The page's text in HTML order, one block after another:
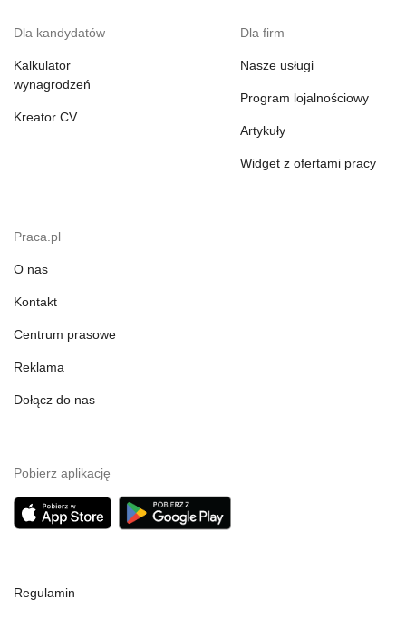
Dla kandydatów
Kalkulator
wynagrodzeń
Kreator CV
Dla firm
Nasze usługi
Program lojalnościowy
Artykuły
Widget z ofertami pracy
Praca.pl
O nas
Kontakt
Centrum prasowe
Reklama
Dołącz do nas
Pobierz aplikację
Regulamin